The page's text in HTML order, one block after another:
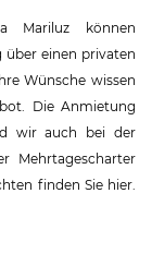
Mariluz können
über einen privaten
Wünsche wissen
Die Anmietung
wir auch bei der
Mehrtagescharter
finden Sie hier.